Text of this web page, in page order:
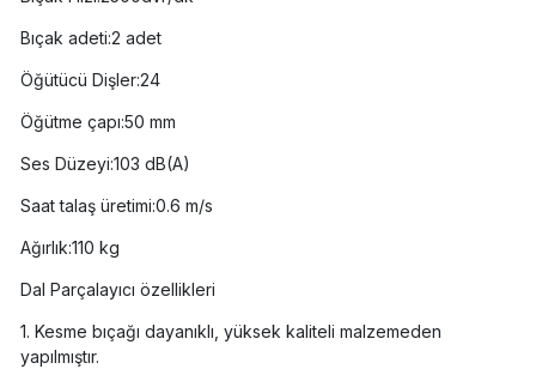
Bıçak adeti:2 adet
Öğütücü Dişler:24
Öğütme çapı:50 mm
Ses Düzeyi:103 dB(A)
Saat talaş üretimi:0.6 m/s
Ağırlık:110 kg
Dal Parçalayıcı özellikleri
1. Kesme bıçağı dayanıklı, yüksek kaliteli malzemeden
yapılmıştır.